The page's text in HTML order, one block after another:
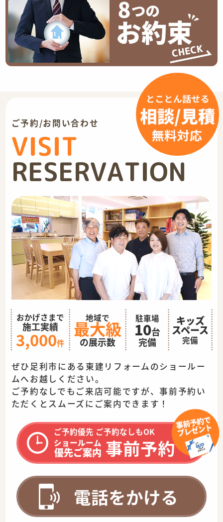
ご予約/お問い合わせ
VISIT
RESERVATION
おかげさまで
施工実績
3,000件
地域で
最大級
の展示数
駐車場
10台
完備
キッズ
スペース
完備
ぜひ足利市にある東建リフォームのショールー
ムへお越しください。
ご予約なしでもご来店可能ですが、事前予約い
ただくとスムーズに ご案内できます！
ご予約優先 ご予約なしもOK
ショールーム
優先ご案内 事前予約
電話をかける